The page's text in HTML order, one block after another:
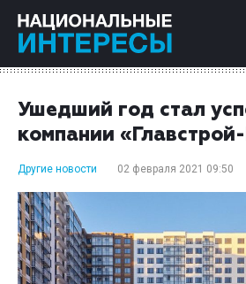
Ушедший год стал
компании
Другие новости 02 февраля 2021 09:50